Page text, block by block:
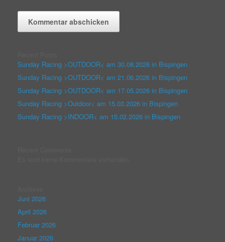
Sunday Racing >OUTDOOR< am 30.08.2026 in Bispingen
Sunday Racing >OUTDOOR< am 21.06.2026 in Bispingen
Sunday Racing >OUTDOOR< am 17.05.2026 in Bispingen
Sunday Racing >Outdoor< am 15.03.2026 in Bispingen
Sunday Racing >INDOOR< am 15.02.2026 in Bispingen
Juni 2026
April 2026
Februar 2026
Januar 2026